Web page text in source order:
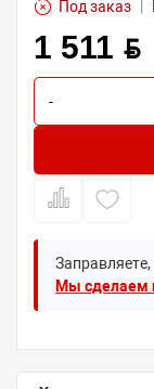
Под заказ
1 511 BYN
-
Мы сделаем